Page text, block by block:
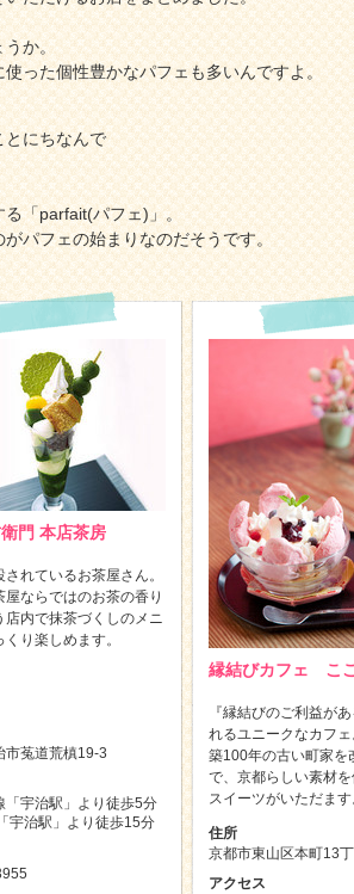
か。
った個性豊かなパフェも多いんですよ。
とにちなんで
「parfait(パフェ)」。
パフェの始まりなのだそうです。
門 本店茶房
れているお茶屋さん。
屋ならではのお茶の香り
店内で抹茶づくしのメニ
り楽しめます。
市菟道荒槙19-3
「宇治駅」より徒歩5分
宇治駅」より徒歩15分
縁結びカフェ こ
『縁結びのご利益が
れるユニークなカフェ
築100年の古い町家を
で、京都らしい素材を
スイーツがいただます
住所
京都市東山区本町13
アクセス